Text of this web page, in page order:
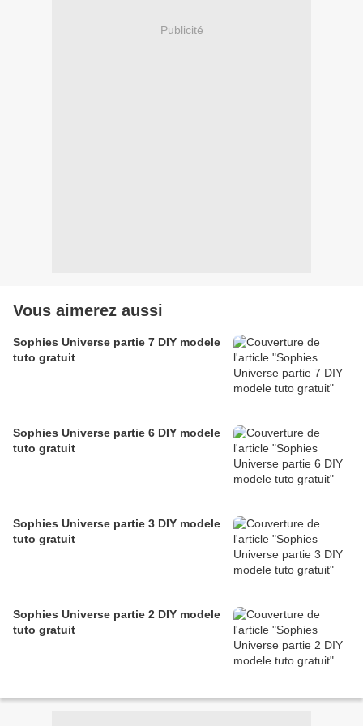
Publicité
Vous aimerez aussi
Sophies Universe partie 7 DIY modele
tuto gratuit
Sophies Universe partie 6 DIY modele
tuto gratuit
Sophies Universe partie 3 DIY modele
tuto gratuit
Sophies Universe partie 2 DIY modele
tuto gratuit